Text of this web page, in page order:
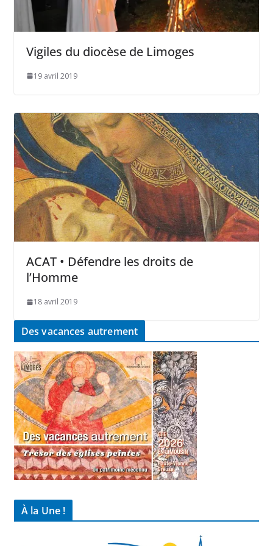
Vigiles du diocèse de Limoges
19 avril 2019
ACAT • Défendre les droits de
l’Homme
18 avril 2019
Des vacances autrement
À la Une !